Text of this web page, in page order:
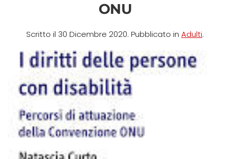
ONU
Scritto il 30 Dicembre 2020. Pubblicato in Adulti.